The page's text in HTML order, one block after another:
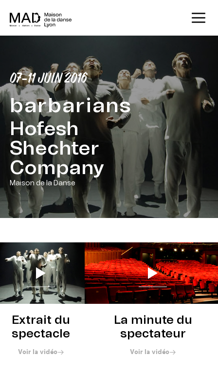
07-11 JUIN 2016
barbarians
Hofesh
Shechter
Company
Maison de la Danse
Extrait du
spectacle
Voir la vidéo
La minute du
spectateur
Voir la vidéo